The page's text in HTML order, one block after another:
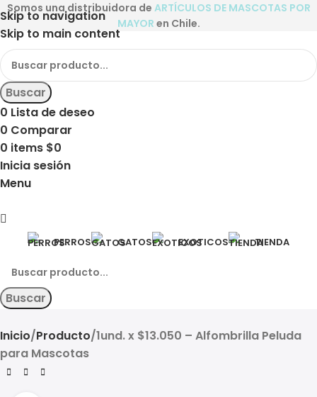
Skip to navigation
Skip to main content
Somos una distribuidora de ARTÍCULOS DE MASCOTAS POR
MAYOR en Chile.
Buscar
0 Lista de deseo
0 Comparar
0 items $0
Inicia sesión
Menu
PERROS GATOS EXOTICOS TIENDA
Buscar
Inicio Producto 1und. x $13.050 – Alfombrilla Peluda
para Mascotas